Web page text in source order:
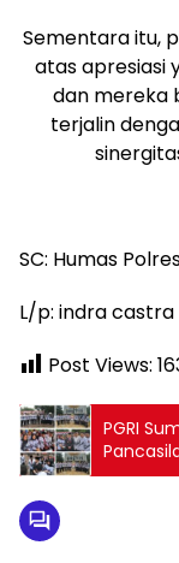
Sementara itu,
atas apresiasi
dan mereka
terjalin
SC: Humas
L/p: indra castra
Post Views:
PGRI